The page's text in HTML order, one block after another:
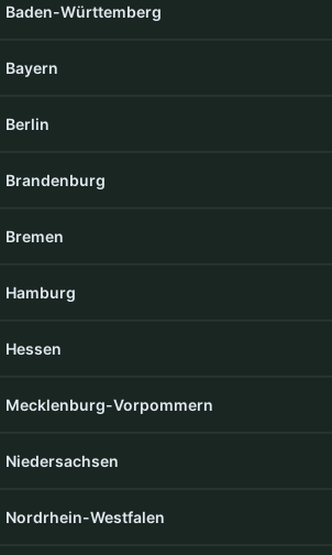
Baden-Württemberg
Bayern
Berlin
Brandenburg
Bremen
Hamburg
Hessen
Mecklenburg-Vorpommern
Niedersachsen
Nordrhein-Westfalen